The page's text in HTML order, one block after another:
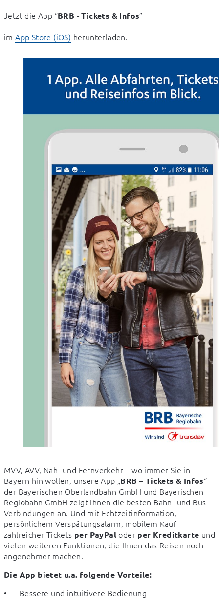
Jetzt die App “BRB - Tickets & Infos”
im App Store (iOS) herunterladen.
MVV, AVV, Nah- und Fernverkehr – wo immer Sie in
Bayern hin wollen, unsere App „BRB – Tickets & Infos“
der Bayerischen Oberlandbahn GmbH und Bayerischen
Regiobahn GmbH zeigt Ihnen die besten Bahn- und Bus-
Verbindungen an. Und mit Echtzeitinformation,
persönlichem Verspätungsalarm, mobilem Kauf
zahlreicher Tickets per PayPal oder per Kreditkarte und
vielen weiteren Funktionen, die Ihnen das Reisen noch
angenehmer machen.
Die App bietet u.a. folgende Vorteile:
•	Bessere und intuitivere Bedienung